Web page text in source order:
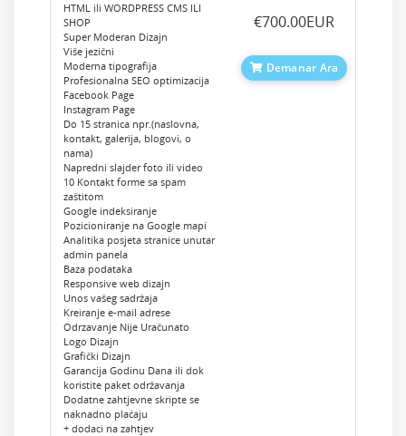
HTML ili WORDPRESS CMS ILI
SHOP
Super Moderan Dizajn
Više jezični
Moderna tipografija
Profesionalna SEO optimizacija
Facebook Page
Instagram Page
Do 15 stranica npr.(naslovna,
kontakt, galerija, blogovi, o
nama)
Napredni slajder foto ili video
10 Kontakt forme sa spam
zaštitom
Google indeksiranje
Pozicioniranje na Google mapi
Analitika posjeta stranice unutar
admin panela
Baza podataka
Responsive web dizajn
Unos vašeg sadržaja
Kreiranje e-mail adrese
Odrzavanje Nije Uračunato
Logo Dizajn
Grafički Dizajn
Garancija Godinu Dana ili dok
koristite paket održavanja
Dodatne zahtjevne skripte se
naknadno plaćaju
+ dodaci na zahtjev
‎€700.00EUR
Demanar Ara